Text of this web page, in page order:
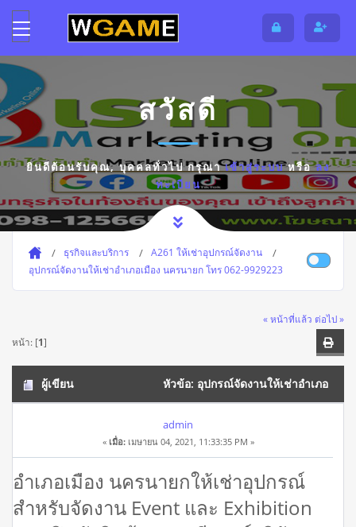
สวัสดี
ยินดีต้อนรับคุณ,บุคคลทั่วไปกรุณาเข้าสู่ระบบหรือลง
ทะเบียน
ธุรกิจและบริการ
A261 ให้เช่าอุปกรณ์จัดงาน
อุปกรณ์จัดงานให้เช่าอำเภอเมือง นครนายก โทร 062-9929223
« หน้าที่แล้ว ต่อไป »
หน้า: [1]
ผู้เขียน หัวข้อ: อุปกรณ์จัดงานให้เช่าอำเภอ
เมือง นครนายก โทร 062-9929223 (อ่าน 19835 ครั้ง)
admin
« เมื่อ:เมษายน 04, 2021, 11:33:35 PM »
อำเภอเมือง นครนายกให้เช่าอุปกรณ์
สำหรับจัดงาน Event และ Exhibition